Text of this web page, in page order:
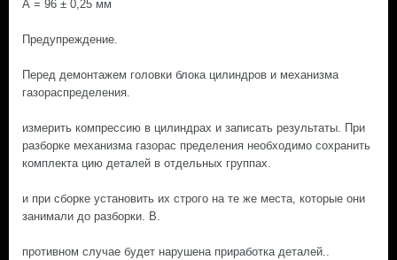
А = 96 ± 0,25 мм
Предупреждение.
Перед демонтажем головки блока цилиндров и механизма
газораспределения.
измерить компрессию в цилиндрах и записать результаты. При
разборке механизма газорас пределения необходимо сохранить
комплекта цию деталей в отдельных группах.
и при сборке установить их строго на те же места, которые они
занимали до разборки. В.
противном случае будет нарушена приработка деталей..